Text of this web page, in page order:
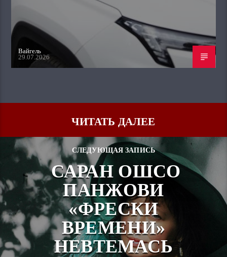
Вайгель
29.07.2026
ЧИТАТЬ ДАЛЕЕ
СЛЕДУЮЩАЯ ЗАПИСЬ
САРАН ОШСО
ПАНЖОВИ
«ФРЕСКИ
ВРЕМЕНИ»
НЕВТЕМАСЬ